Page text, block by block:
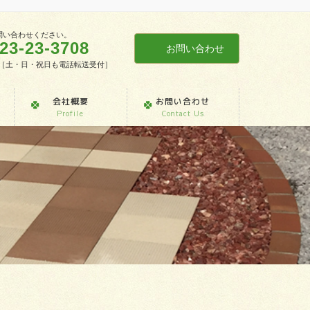
合わせください。
23-3708
土・日・祝日も電話転送受付］
お問い合わせ
会社概要
Profile
お問い合わせ
Contact Us